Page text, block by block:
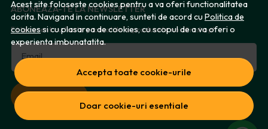
Acest site foloseste cookies pentru a va oferi functionalitatea
dorita. Navigand in continuare, sunteti de acord cu Politica de
cookiessi cu plasarea de cookies, cu scopul de a va oferi o
experienta imbunatatita.
Accepta toate cookie-urile
Doar cookie-uri esentiale
ABONEAZA-TE LA NEWSLETTER
Fii la curent cu toate promotiile si produsele noi din shop!
Email
Aboneaza-te